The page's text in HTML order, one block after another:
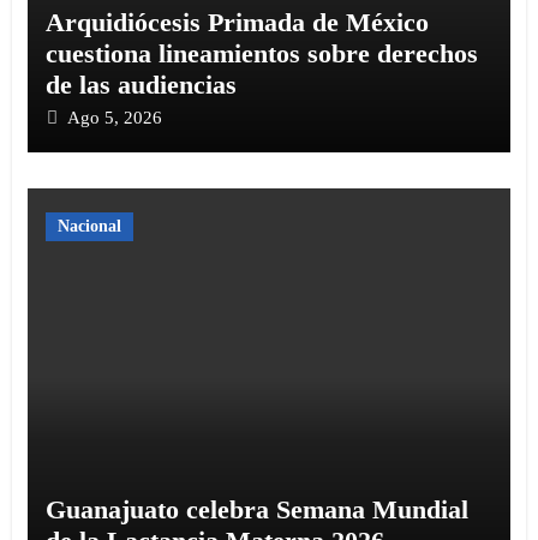
Arquidiócesis Primada de México
cuestiona lineamientos sobre derechos
de las audiencias
Ago 5, 2026
Nacional
Guanajuato celebra Semana Mundial